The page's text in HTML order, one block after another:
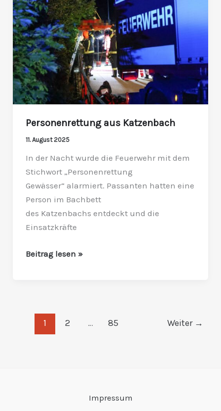
Personenrettung aus Katzenbach
11. August 2025
In der Nacht wurde die Feuerwehr mit dem
Stichwort „Personenrettung
Gewässer“ alarmiert. Passanten hatten eine
Person im Bachbett
des Katzenbachs entdeckt und die
Einsatzkräfte
Katzenbach
Beitrag lesen »
1 2 … 85 Weiter →
Impressum